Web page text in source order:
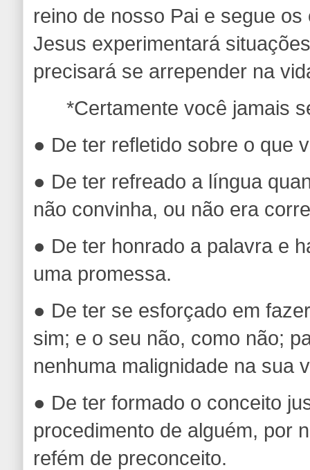
reino de nosso Pai e segue
Jesus experimentará
precisará se arrepender na
*Certamente você jamais
● De ter refletido sobre o que
● De ter refreado a língua
não convinha, ou não era
● De ter honrado a palavra e
uma promessa.
● De ter se esforçado em
sim; e o seu não, como não;
nenhuma malignidade na sua
● De ter formado o conceito
procedimento de alguém, por
refém de preconceito.